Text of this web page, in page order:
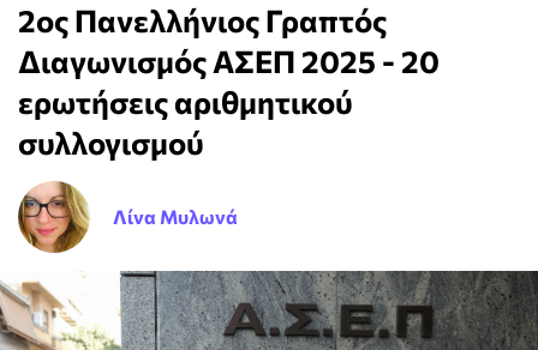
2ος Πανελλήνιος Γραπτός
Διαγωνισμός ΑΣΕΠ 2025 - 20
ερωτήσεις αριθμητικού
συλλογισμού
Λίνα Μυλωνά